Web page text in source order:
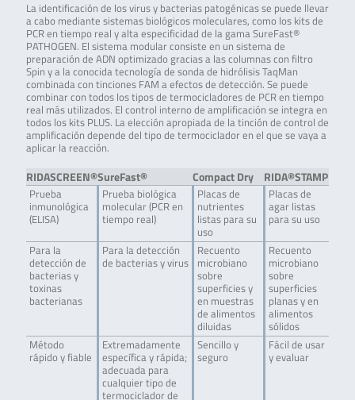
La identificación de los virus y bacterias patogénicas se puede llevar
a cabo mediante sistemas biológicos moleculares, como los kits de
PCR en tiempo real y alta especificidad de la gama SureFast®
PATHOGEN. El sistema modular consiste en un sistema de
preparación de ADN optimizado gracias a las columnas con filtro
Spin y a la conocida tecnología de sonda de hidrólisis TaqMan
combinada con tinciones FAM a efectos de detección. Se puede
combinar con todos los tipos de termocicladores de PCR en tiempo
real más utilizados. El control interno de amplificación se integra en
todos los kits PLUS. La elección apropiada de la tinción de control de
amplificación depende del tipo de termociclador en el que se vaya a
aplicar la reacción.
RIDASCREEN®SureFast® Compact Dry RIDA®STAMP
Prueba
inmunológica
(ELISA)
Prueba biológica
molecular (PCR en
tiempo real)
Placas de
nutrientes
listas para su
uso
Placas de
agar listas
para su uso
Para la
detección de
bacterias y
toxinas
bacterianas
Para la detección
de bacterias y virus
Recuento
microbiano
sobre
superficies y
en muestras
de alimentos
diluidas
Recuento
microbiano
sobre
superficies
planas y en
alimentos
sólidos
Método
rápido y fiable
Extremadamente
específica y rápida;
adecuada para
cualquier tipo de
termociclador de
Sencillo y
seguro
Fácil de usar
y evaluar